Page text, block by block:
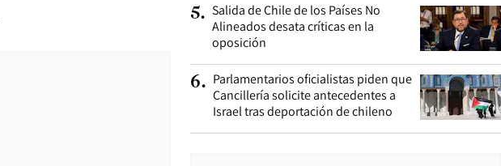
5. Salida de Chile de los Países No
Alineados desata críticas en la
oposición
6. Parlamentarios oficialistas piden que
Cancillería solicite antecedentes a
Israel tras deportación de chileno